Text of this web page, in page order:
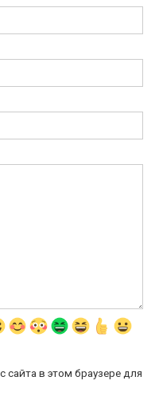
сайта в этом браузере для